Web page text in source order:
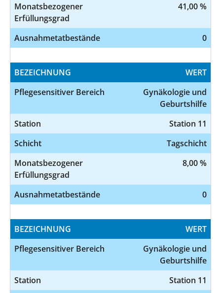
Monatsbezogener
Erfüllungsgrad
41,00 %
Ausnahmetatbestände 0
BEZEICHNUNG
WERT
Pflegesensitiver Bereich
Gynäkologie und
Geburtshilfe
Station
Station 11
Schicht
Tagschicht
Monatsbezogener
Erfüllungsgrad
8,00 %
Ausnahmetatbestände 0
BEZEICHNUNG
WERT
Pflegesensitiver Bereich
Gynäkologie und
Geburtshilfe
Station
Station 11